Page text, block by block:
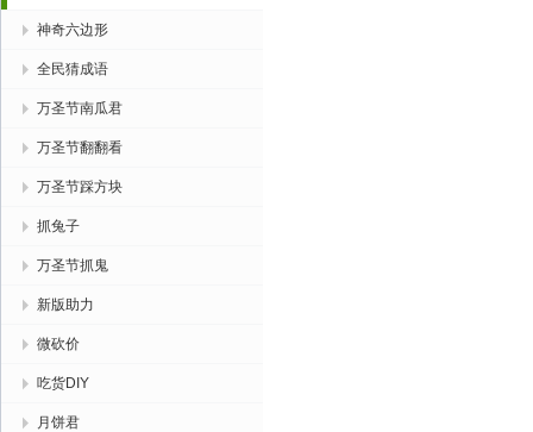
神奇六边形
全民猜成语
万圣节南瓜君
万圣节翻翻看
万圣节踩方块
抓兔子
万圣节抓鬼
新版助力
微砍价
吃货DIY
月饼君